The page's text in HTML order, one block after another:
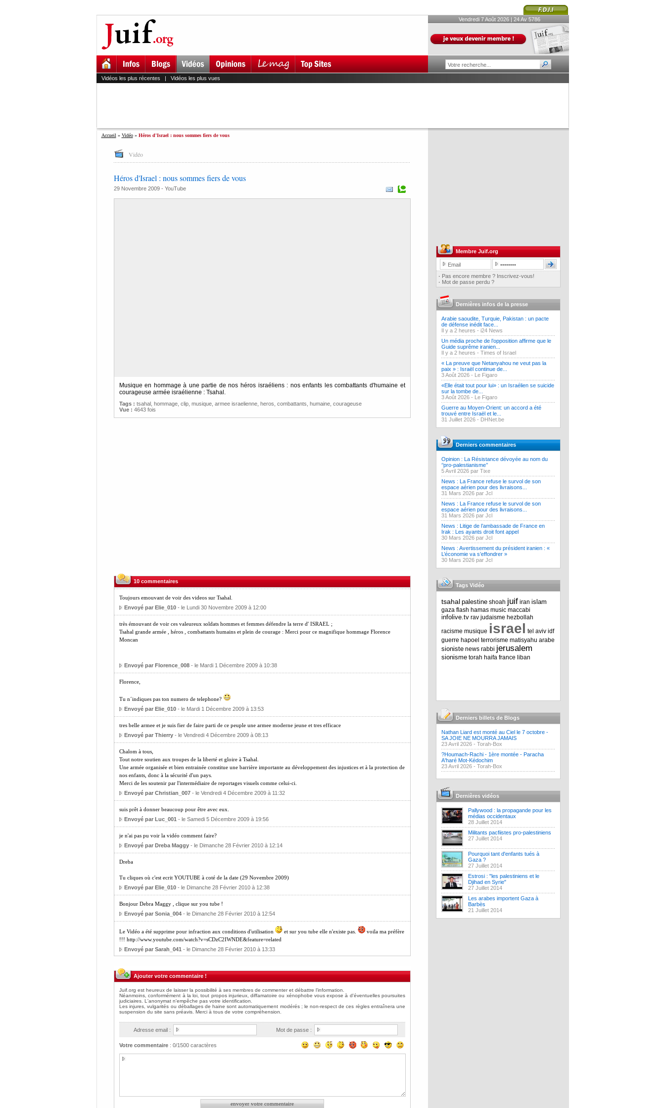
Vendredi 7 Août 2026 | 24 Av 5786
Vidéos les plus récentes | Vidéos les plus vues
Accueil » Vidéo» Héros d'Israel : nous sommes fiers de vous
Vidéo
Héros d'Israel : nous sommes fiers de vous
29 Novembre 2009 - YouTube
Musique en hommage à une partie de nos héros israéliens : nos enfants les combattants d'humaine et
courageuse armée israélienne : Tsahal.
Tags : tsahal, hommage, clip, musique, armee israelienne, heros combattants humaine, courageuse
Vue : 4643 fois
10 commentaires
Toujours emouvant de voir des videos sur Tsahal.
Envoyé par Elie_010- le Lundi 30 Novembre 2009 à 12:00
très émouvant de voir ces valeureux soldats hommes et femmes défendre la terre d' ISRAEL ;
Tsahal grande armée , héros , combattants humains et plein de courage : Merci pour ce magnifique hommage Florence
Moncan
Envoyé par Florence_008- le Mardi 1 Décembre 2009 à 10:38
Florence,
Tu n´indiques pas ton numero de telephone?
Envoyé par Elie_010- le Mardi 1 Décembre 2009 à 13:53
tres belle armee et je suis fier de faire parti de ce peuple une armee moderne jeune et tres efficace
Envoyé par Thierry- le Vendredi 4 Décembre 2009 à 08:13
Chalom à tous,
Tout notre soutien aux troupes de la liberté et gloire à Tsahal.
Une armée organisée et bien entrainée constitue une barrière importante au développement des injustices et à la protection de
nos enfants, donc à la sécurité d'un pays.
Merci de les soutenir par l'intermédiaire de reportages visuels comme celui-ci.
Envoyé par Christian_007- le Vendredi 4 Décembre 2009 à 11:32
suis prêt à donner beaucoup pour être avec eux.
Envoyé par Luc_001 - le Samedi 5 Décembre 2009 à 19:56
je n'ai pas pu voir la vidéo comment faire?
Envoyé par Dreba Maggy- le Dimanche 28 Février 2010 à 12:14
Dreba
Tu cliques où c'est ecrit YOUTUBE à coté de la date (29 Novembre 2009)
Envoyé par Elie_010- le Dimanche 28 Février 2010 à 12:38
Bonjour Debra Maggy , clique sur you tube !
Envoyé par Sonia_004- le Dimanche 28 Février 2010 à 12:54
Le Vidéo a été supprime pour infraction aux conditions d'utilisation et sur you tube elle n'existe pas.
voila ma préfère
!!! http://www.youtube.com/watch?v=sCDzC2IWNDE&feature=related
Envoyé par Sarah_041 - le Dimanche 28 Février 2010 à 13:33
Ajouter votre commentaire !
Adresse email : Mot de passe :
Votre commentaire: 0/1500 caractères
Membre Juif.org
· Pas encore membre ? Inscrivez-vous!
· Mot de passe perdu ?
Dernières infos de la presse
Arabie saoudite, Turquie, Pakistan : un pacte
de défense inédit face...
Il y a 2 heures - i24 News
Un média proche de l’opposition affirme que le
Guide suprême iranien...
Il y a 2 heures - Times of Israel
« La preuve que Netanyahou ne veut pas la
paix » : Israël continue de...
3 Août 2026 - Le Figaro
«Elle était tout pour lui» : un Israélien se suicide
sur la tombe de...
3 Août 2026 - Le Figaro
Guerre au Moyen-Orient: un accord a été
trouvé entre Israël et le...
31 Juillet 2026 - DHNet.be
Derniers commentaires
Opinion : La Résistance dévoyée au nom du
‘’pro-palestianisme’’
5 Avril 2026 par Tixe
News : La France refuse le survol de son
espace aérien pour des livraisons...
31 Mars 2026 par Jcl
News : La France refuse le survol de son
espace aérien pour des livraisons...
31 Mars 2026 par Jcl
News : Litige de l’ambassade de France en
Irak : Les ayants droit font appel
30 Mars 2026 par Jcl
News : Avertissement du président iranien : «
L’économie va s’effondrer »
30 Mars 2026 par Jcl
Tags Vidéo
tsahal palestine shoah juif iran islam
gaza flash hamas music maccabi
infolive.tv rav judaisme hezbollah
racisme musique israel tel aviv idf
guerre hapoel terrorisme matisyahu arabe
sioniste news rabbi jerusalem
sionisme torah haifa france liban
Derniers billets de Blogs
Nathan Liard est monté au Ciel le 7 octobre -
SA JOIE NE MOURRA JAMAIS
23 Avril 2026 - Torah-Box
?Houmach-Rachi - 1ère montée - Paracha
A'haré Mot-Kédochim
23 Avril 2026 - Torah-Box
Dernières vidéos
Pallywood : la propagande pour les
médias occidentaux
28 Juillet 2014
Militants pacfiistes pro-palestiniens
27 Juillet 2014
Pourquoi tant d'enfants tués à
Gaza ?
27 Juillet 2014
Estrosi : "les palestiniens et le
Djihad en Syrie"
27 Juillet 2014
Les arabes importent Gaza à
Barbès
21 Juillet 2014